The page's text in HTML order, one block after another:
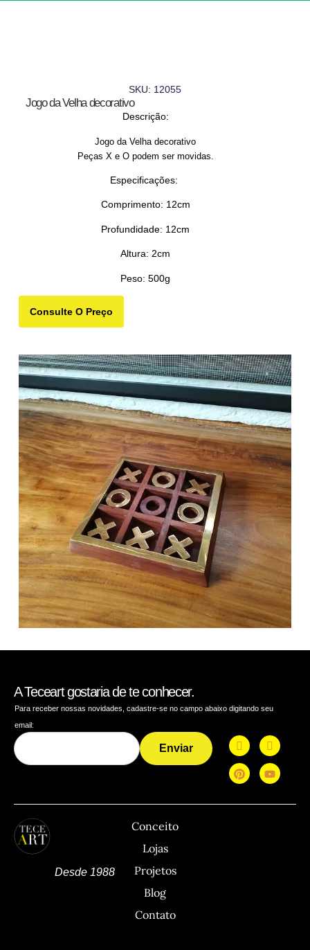
SKU: 12055
Jogo da Velha decorativo
Descrição:
Jogo da Velha decorativo
Peças X e O podem ser movidas.
Especificações:
Comprimento: 12cm
Profundidade: 12cm
Altura: 2cm
Peso: 500g
Consulte O Preço
A Teceart gostaria de te conhecer.
Para receber nossas novidades, cadastre-se no campo abaixo digitando seu
email:
Enviar
Desde 1988
Conceito
Lojas
Projetos
Blog
Contato